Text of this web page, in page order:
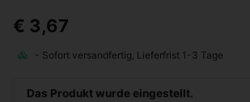
€ 3,67
Das Produkt wurde eingestellt.